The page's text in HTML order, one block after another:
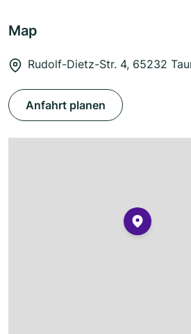
Map
Rudolf-Dietz-Str. 4, 65232
Anfahrt planen